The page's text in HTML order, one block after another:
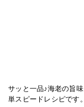
サッと一品♪海老の旨
単スピードレシピです。